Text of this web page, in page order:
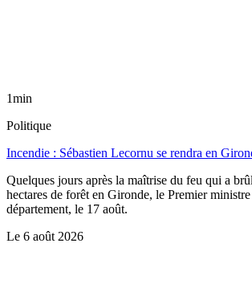
1min
Politique
Incendie : Sébastien Lecornu se rendra en
Quelques jours après la maîtrise du feu qui a
hectares de forêt en Gironde, le Premier
département, le 17 août.
Le 6 août 2026